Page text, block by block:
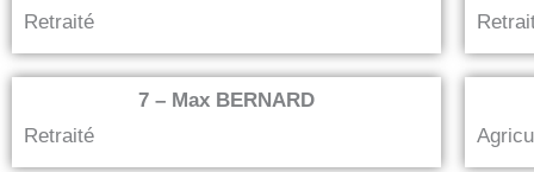
Retraité
7 – Max BERNARD
Retraité